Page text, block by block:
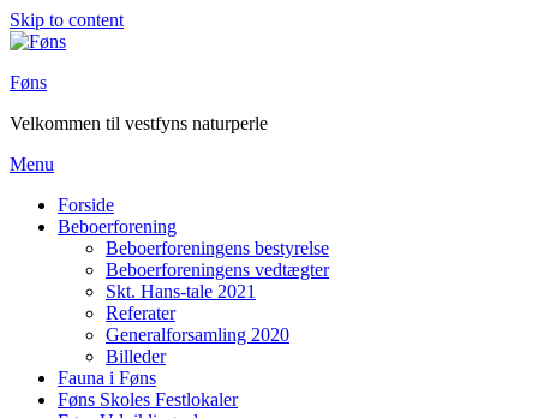
Skip to content
Føns
Velkommen til vestfyns naturperle
Menu
Forside
Beboerforening
Beboerforeningens bestyrelse
Beboerforeningens vedtægter
Skt. Hans-tale 2021
Referater
Generalforsamling 2020
Billeder
Fauna i Føns
Føns Skoles Festlokaler